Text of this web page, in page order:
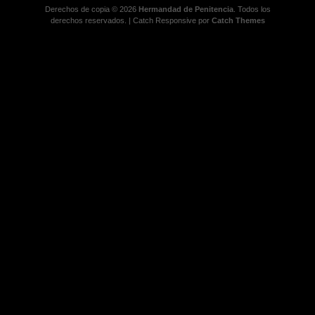
Derechos de copia © 2026 Hermandad de Penitencia. Todos los
derechos reservados. | Catch Responsive por Catch Themes